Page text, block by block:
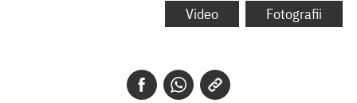
Video Fotografii